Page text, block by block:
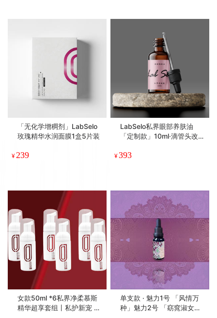
「无化学增稠剂」LabSelo
玫瑰精华水润面膜1盒5片装
¥239
LabSelo私界眼部养肤油
「定制款」10ml·滴管头改为
¥393
女款50ml *6私界净柔慕斯
精华超享套组丨私护新宠 屏
单支款 · 魅力1号 「风情万
种」魅力2号 「窈窕淑女」